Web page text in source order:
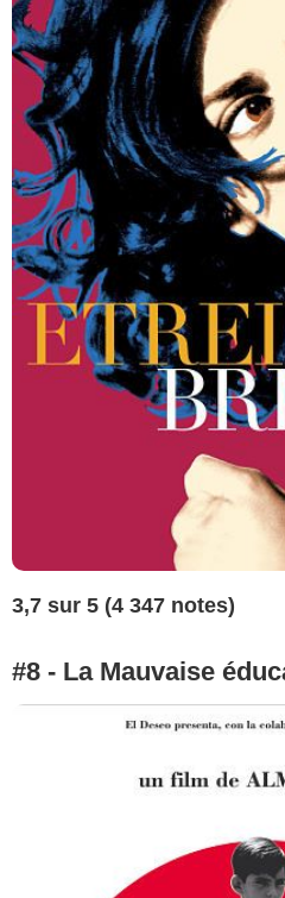
3,7 sur 5 (4 347 notes)
#8 - La Mauvaise